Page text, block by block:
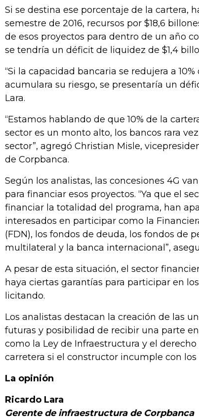
Si se destina ese porcentaje de la cartera,
semestre de 2016, recursos por $18,6
de esos proyectos para dentro de un año
se tendría un déficit de liquidez de $1,4
“Si la capacidad bancaria se redujera a
acumulara su riesgo, se presentaría un
Lara.
“Estamos hablando de que 10% de la
sector es un monto alto, los bancos rara
sector”, agregó Christian Misle,
de Corpbanca.
Según los analistas, las concesiones 4G
para financiar esos proyectos. “Ya que el
financiar la totalidad del programa, han
interesados en participar como la
(FDN), los fondos de deuda, los fondos de
multilateral y la banca internacional”,
A pesar de esta situación, el sector
haya ciertas garantías para participar en
licitando.
Los analistas destacan la creación de las
futuras y posibilidad de recibir una parte
como la Ley de Infraestructura y el
carretera si el constructor incumple con los
La opinión
Ricardo Lara
Gerente de infraestructura de Corpbanca